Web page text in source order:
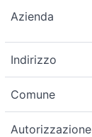
Azienda
Indirizzo
Comune
Autorizzazione